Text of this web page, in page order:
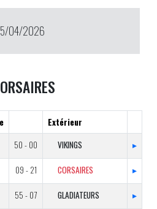
04/2026
Extérieur
50 - 00 VIKINGS ▸
09 - 21 CORSAIRES ▸
55 - 07 GLADIATEURS ▸